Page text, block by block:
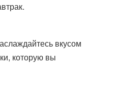
вкусом
которую вы